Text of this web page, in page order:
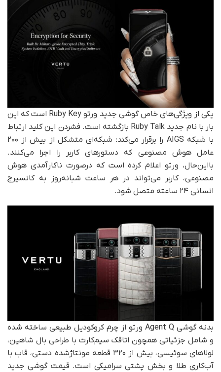
یکی از ویژگی‌های خاص گوشی جدید ورتو Ruby Key است که این
بار با نام جدید Ruby Talk بازگشته است. فشردن این کلید ارتباط
با شبکه AIGS را برقرار می‌کند؛ شبکه‌ای متشکل از بیش از ۲۰۰
عامل هوش مصنوعی که دستورهای کاربر را اجرا می‌کنند.
با‌این‌حال، ورتو اعلام کرده است که درصورت ناکارآمدی هوش
مصنوعی، کاربر می‌تواند در هر ساعت شبانه‌روز به کانسیرج
انسانی ۲۴ ساعته متصل شود.
بدنه گوشی Agent Q ورتو از چرم کروکودیل طبیعی ساخته شده
و شامل جزئیاتی همچون اتاقک سیم‌کارت با طراحی بال شاهین،
لولاهای سوئیسی، بیش از ۳۲۰ قطعه مونتاژشده‌ دستی، قاب با
آب‌کاری طلا و بخش پشتی سرامیکی است. قیمت گوشی جدید